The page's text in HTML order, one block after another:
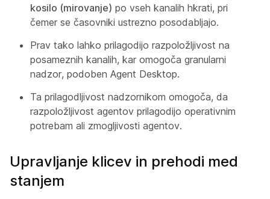
kosilo (mirovanje) po vseh kanalih hkrati, pri
čemer se časovniki ustrezno posodabljajo.
Prav tako lahko prilagodijo razpoložljivost na
posameznih kanalih, kar omogoča granularni
nadzor, podoben Agent Desktop.
Ta prilagodljivost nadzornikom omogoča, da
razpoložljivost agentov prilagodijo operativnim
potrebam ali zmogljivosti agentov.
Upravljanje klicev in prehodi med
stanjem